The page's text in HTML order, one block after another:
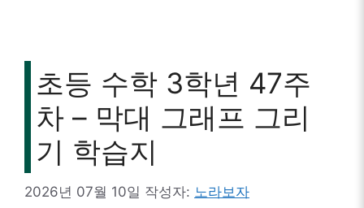
초등 수학 3학년 47주
차 – 막대 그래프 그리
기 학습지
2026년 07월 10일 작성자: 노라보자